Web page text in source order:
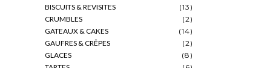
BISCUITS & REVISITES
(13)
CRUMBLES
(2)
GATEAUX & CAKES
(14)
GAUFRES & CRÊPES
(2)
GLACES
(8)